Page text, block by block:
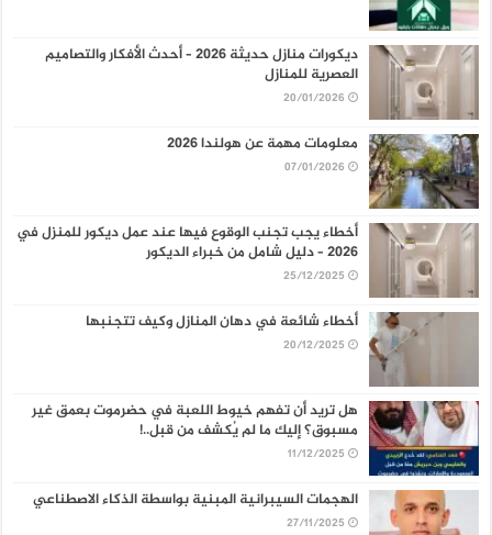
ديكورات منازل حديثة 2026 – أحدث الأفكار والتصاميم
العصرية للمنازل
20/01/2026
معلومات مهمة عن هولندا 2026
07/01/2026
أخطاء يجب تجنب الوقوع فيها عند عمل ديكور للمنزل في
2026 – دليل شامل من خبراء الديكور
25/12/2025
أخطاء شائعة في دهان المنازل وكيف تتجنبها
20/12/2025
هل تريد أن تفهم خيوط اللعبة في حضرموت بعمق غير
مسبوق؟ إليك ما لم يُكشف من قبل..!
11/12/2025
الهجمات السيبرانية المبنية بواسطة الذكاء الاصطناعي
27/11/2025